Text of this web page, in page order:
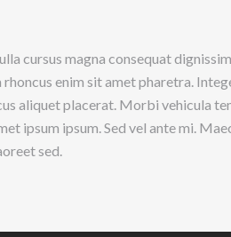
cursus magna consequat
enim sit amet pharetra.
aliquet placerat. Morbi vehicula
ipsum ipsum. Sed vel ante mi.
sed.